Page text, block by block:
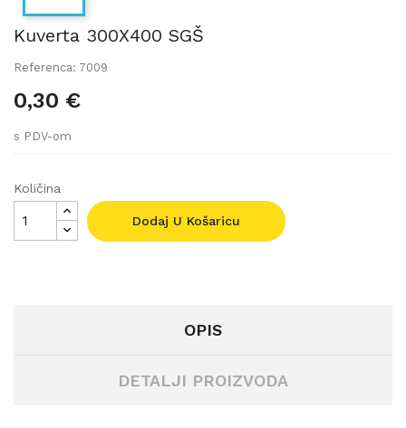
Kuverta 300X400 SGŠ
Referenca: 7009
0,30 €
s PDV-om
Količina
Dodaj U Košaricu
OPIS
DETALJI PROIZVODA